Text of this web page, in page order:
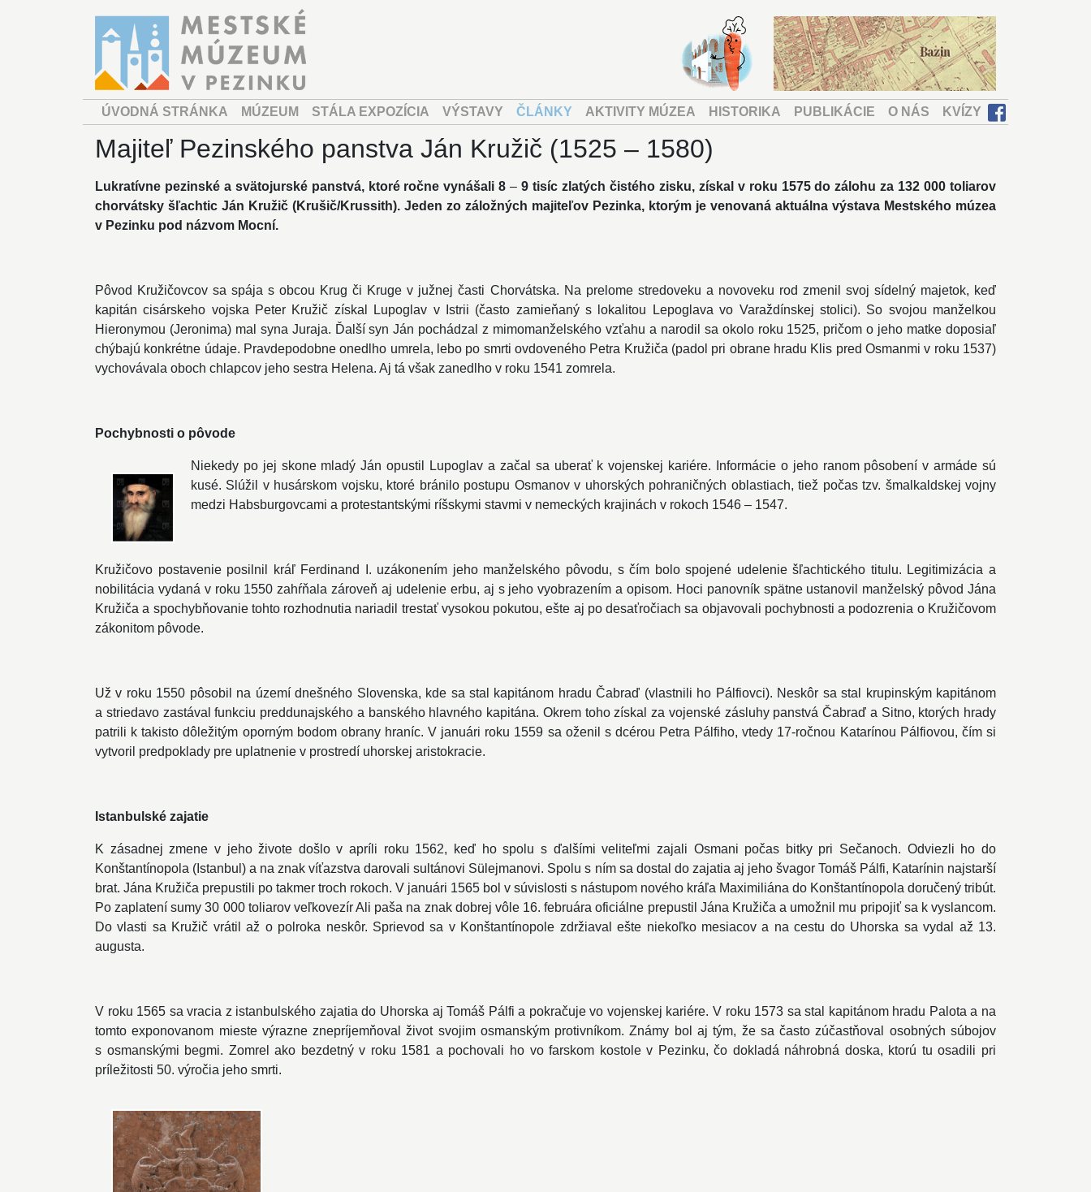
ÚVODNÁ STRÁNKA MÚZEUM STÁLA EXPOZÍCIA VÝSTAVY ČLÁNKY AKTIVITY MÚZEA HISTORIKA PUBLIKÁCIE O NÁS KVÍZY
Majiteľ Pezinského panstva Ján Kružič (1525 – 1580)
Lukratívne pezinské a svätojurské panstvá, ktoré ročne vynášali 8–9 tisíc zlatých čistého zisku, získal v roku 1575 do zálohu za 132 000 toliarov
chorvátsky šľachtic Ján Kružič (Krušič/Krussith). Jeden zo záložných majiteľov Pezinka, ktorým je venovaná aktuálna výstava Mestského múzea
v Pezinku pod názvom Mocní.
Pôvod Kružičovcov sa spája s obcou Krug či Kruge v južnej časti Chorvátska. Na prelome stredoveku a novoveku rod zmenil svoj sídelný majetok, keď
kapitán cisárskeho vojska Peter Kružič získal Lupoglav v Istrii (často zamieňaný s lokalitou Lepoglava vo Varaždínskej stolici). So svojou manželkou
Hieronymou (Jeronima) mal syna Juraja. Ďalší syn Ján pochádzal z mimomanželského vzťahu a narodil sa okolo roku 1525, pričom o jeho matke doposiaľ
chýbajú konkrétne údaje. Pravdepodobne onedlho umrela, lebo po smrti ovdoveného Petra Kružiča (padol pri obrane hradu Klis pred Osmanmi v roku 1537)
vychovávala oboch chlapcov jeho sestra Helena. Aj tá však zanedlho v roku 1541 zomrela.
Pochybnosti o pôvode
Niekedy po jej skone mladý Ján opustil Lupoglav a začal sa uberať k vojenskej kariére. Informácie o jeho ranom pôsobení v armáde sú
kusé. Slúžil v husárskom vojsku, ktoré bránilo postupu Osmanov v uhorských pohraničných oblastiach, tiež počas tzv. šmalkaldskej vojny
medzi Habsburgovcami a protestantskými ríšskymi stavmi v nemeckých krajinách v rokoch 1546 – 1547.
Kružičovo postavenie posilnil kráľ Ferdinand I. uzákonením jeho manželského pôvodu, s čím bolo spojené udelenie šľachtického titulu. Legitimizácia a
nobilitácia vydaná v roku 1550 zahŕňala zároveň aj udelenie erbu, aj s jeho vyobrazením a opisom. Hoci panovník spätne ustanovil manželský pôvod Jána
Kružiča a spochybňovanie tohto rozhodnutia nariadil trestať vysokou pokutou, ešte aj po desaťročiach sa objavovali pochybnosti a podozrenia o Kružičovom
zákonitom pôvode.
Už v roku 1550 pôsobil na území dnešného Slovenska, kde sa stal kapitánom hradu Čabraď (vlastnili ho Pálfiovci). Neskôr sa stal krupinským kapitánom
a striedavo zastával funkciu preddunajského a banského hlavného kapitána. Okrem toho získal za vojenské zásluhy panstvá Čabraď a Sitno, ktorých hrady
patrili k takisto dôležitým oporným bodom obrany hraníc. V januári roku 1559 sa oženil s dcérou Petra Pálfiho, vtedy 17-ročnou Katarínou Pálfiovou, čím si
vytvoril predpoklady pre uplatnenie v prostredí uhorskej aristokracie.
Istanbulské zajatie
K zásadnej zmene v jeho živote došlo v apríli roku 1562, keď ho spolu s ďalšími veliteľmi zajali Osmani počas bitky pri Sečanoch. Odviezli ho do
Konštantínopola (Istanbul) a na znak víťazstva darovali sultánovi Sülejmanovi. Spolu s ním sa dostal do zajatia aj jeho švagor Tomáš Pálfi, Katarínin najstarší
brat. Jána Kružiča prepustili po takmer troch rokoch. V januári 1565 bol v súvislosti s nástupom nového kráľa Maximiliána do Konštantínopola doručený tribút.
Po zaplatení sumy 30 000 toliarov veľkovezír Ali paša na znak dobrej vôle 16. februára oficiálne prepustil Jána Kružiča a umožnil mu pripojiť sa k vyslancom.
Do vlasti sa Kružič vrátil až o polroka neskôr. Sprievod sa v Konštantínopole zdržiaval ešte niekoľko mesiacov a na cestu do Uhorska sa vydal až 13.
augusta.
V roku 1565 sa vracia z istanbulského zajatia do Uhorska aj Tomáš Pálfi a pokračuje vo vojenskej kariére. V roku 1573 sa stal kapitánom hradu Palota a na
tomto exponovanom mieste výrazne znepríjemňoval život svojim osmanským protivníkom. Známy bol aj tým, že sa často zúčastňoval osobných súbojov
s osmanskými begmi. Zomrel ako bezdetný v roku 1581 a pochovali ho vo farskom kostole v Pezinku, čo dokladá náhrobná doska, ktorú tu osadili pri
príležitosti 50. výročia jeho smrti.